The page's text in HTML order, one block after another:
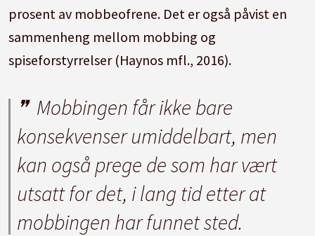
prosent av mobbeofrene. Det er også påvist en
sammenheng mellom mobbing og
spiseforstyrrelser (Haynos mfl., 2016).
Mobbingen får ikke bare
konsekvenser umiddelbart, men
kan også prege de som har vært
utsatt for det, i lang tid etter at
mobbingen har funnet sted.